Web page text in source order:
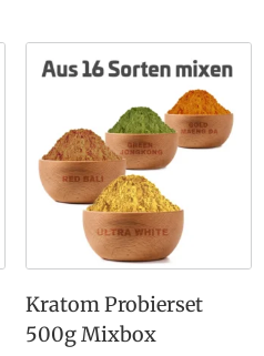
Kratom Probierset
500g Mixbox